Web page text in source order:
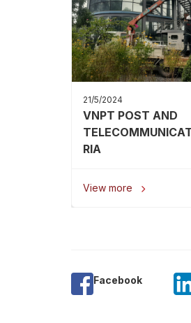
21/5/2024
VNPT POST AND
RIA
View more 
Facebook